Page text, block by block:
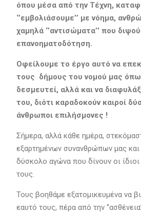
όπου μέσα από την Τέχνη,
‘’εμβολιάσουμε’’ με νόημα,
χαμηλά ‘’αντισώματα’’ που
επανοηματοδότηση.
Οφείλουμε το έργο αυτό να
τους δήμους του νομού μας
δεσμευτεί, αλλά και να
του, διότι καραδοκούν καιροί
άνθρωποι επιλήσμονες !
Σήμερα, αλλά κάθε ημέρα,
εξαρτημένων συνανθρώπων μας
δύσκολο αγώνα που δίνουν οι ίδιοι
τους.
Τους βοηθάμε εξατομικευμένα να
εαυτό τους, πέρα από την